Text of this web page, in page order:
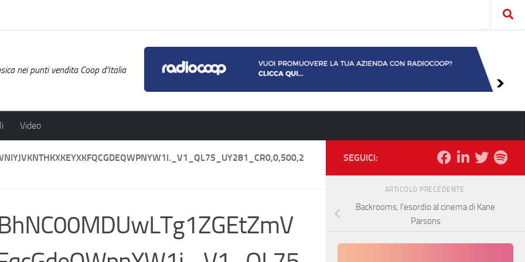
nei punti vendita Coop d'Italia
Video
SEGUICI:
ARTICOLO PRECEDENTE
Backrooms, l’esordio al cinema di Kane
Parsons